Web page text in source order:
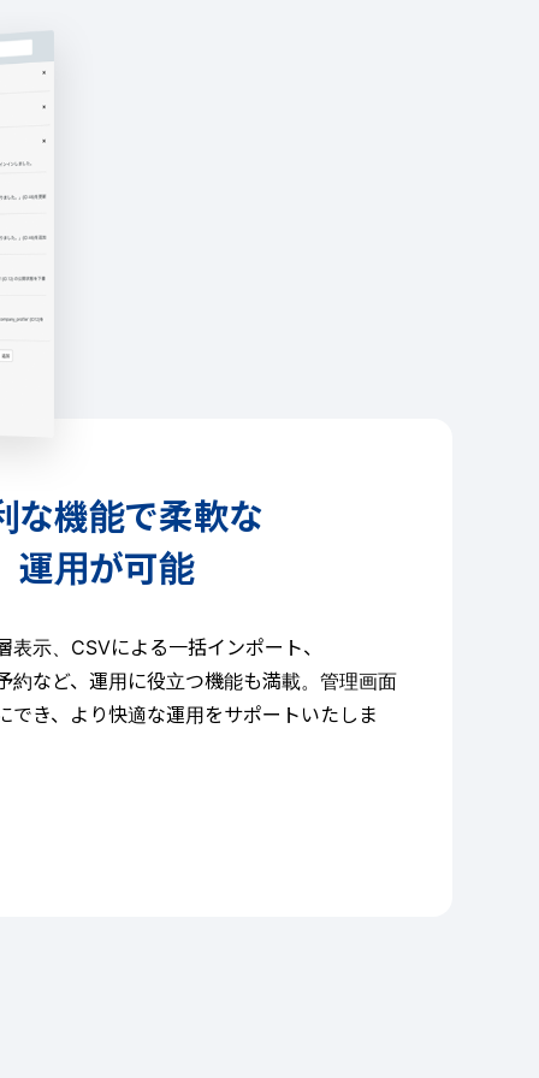
な機能で柔軟な
運用が可能
表示、CSVによる一括インポート、
約など、運用に役立つ機能も満載。管理画面
でき、より快適な運用をサポートいたしま